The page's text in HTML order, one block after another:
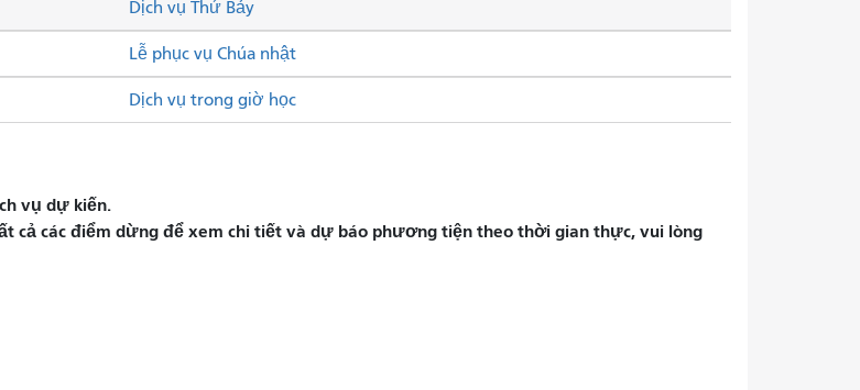
Dịch vụ Thứ Bảy
Lễ phục vụ Chúa nhật
Dịch vụ trong giờ học
vụ dự kiến.
cả các điểm dừng để xem chi tiết và dự báo phương tiện theo thời gian thực, vui lòng